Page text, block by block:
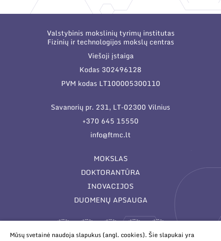
Valstybinis mokslinių tyrimų institutas
Fizinių ir technologijos mokslų centras
Viešoji įstaiga
Kodas 302496128
PVM kodas LT100005300110
Savanorių pr. 231, LT-02300 Vilnius
+370 645 15550
info@ftmc.lt
MOKSLAS
DOKTORANTŪRA
INOVACIJOS
DUOMENŲ APSAUGA
Mūsų svetainė naudoja slapukus (angl. cookies). Šie slapukai yra